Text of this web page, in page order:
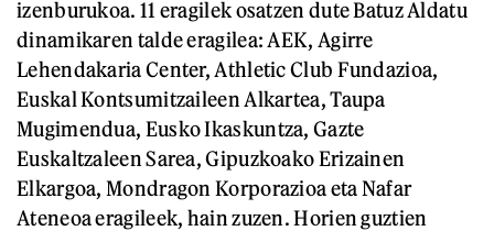
izenburukoa. 11 eragilek osatzen dute Batuz Aldatu
dinamikaren talde eragilea: AEK, Agirre
Lehendakaria Center, Athletic Club Fundazioa,
Euskal Kontsumitzaileen Alkartea, Taupa
Mugimendua, Eusko Ikaskuntza, Gazte
Euskaltzaleen Sarea, Gipuzkoako Erizainen
Elkargoa, Mondragon Korporazioa eta Nafar
Ateneoa eragileek, hain zuzen. Horien guztien